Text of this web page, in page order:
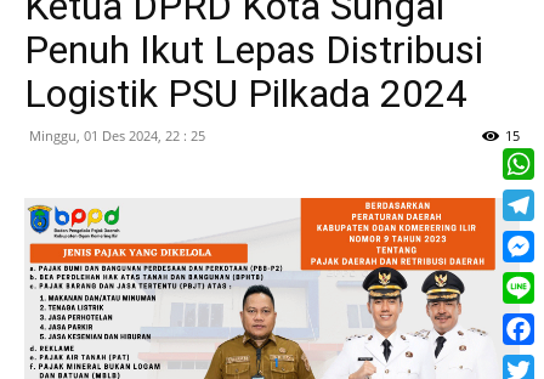
Penuh Ikut Lepas Distribusi
Logistik PSU Pilkada 2024
Minggu, 01 Des 2024, 22 : 25 15
Line